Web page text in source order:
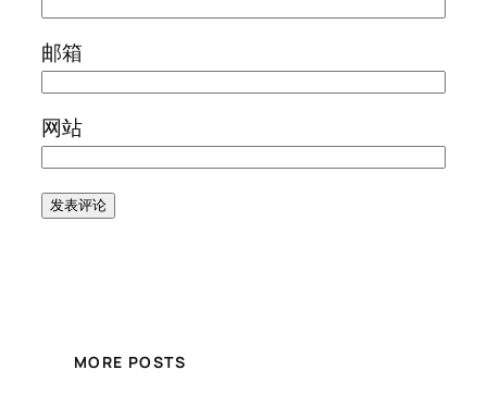
邮箱
网站
MORE POSTS